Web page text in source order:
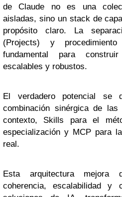
de Claude no es una
aisladas, sino un stack de
propósito claro. La
(Projects) y
fundamental para
escalables y robustos.
El verdadero potencial se
combinación sinérgica de
contexto, Skills para el
especialización y MCP para
real.
Esta arquitectura
coherencia, escalabilidad y